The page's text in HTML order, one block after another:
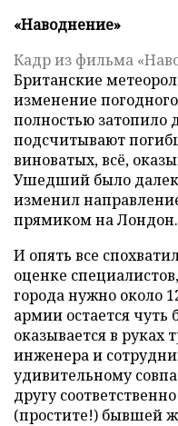
«Наводнение»
Кадр из фильма
Британские
изменение
полностью затопило
подсчитывают
виноватых, всё,
Ушедший было
изменил
прямиком на Лондон.
И опять все
оценке
города нужно около
армии остается чуть
оказывается в руках
инженера и
удивительному
другу
(простите!) бывшей